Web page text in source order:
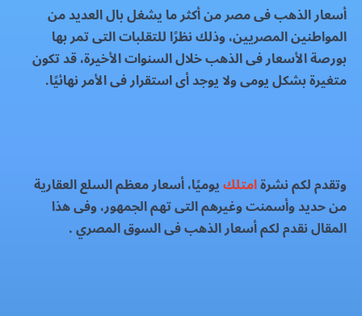
أسعار الذهب فى مصر من أكثر ما يشغل بال العديد من
المواطنين المصريين، وذلك نظرًا للتقلبات التى تمر بها
بورصة الأسعار فى الذهب خلال السنوات الأخيرة، قد تكون
متغيرة بشكل يومى ولا يوجد أى استقرار فى الأمر نهائيًا.
وتقدم لكم نشرةامتلكيوميًا، أسعار معظم السلع العقارية
من حديد وأسمنت وغيرهم التى تهم الجمهور، وفى هذا
المقال نقدم لكم أسعار الذهب فى السوق المصري .